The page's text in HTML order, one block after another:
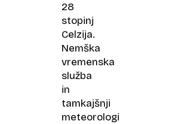
28
stopinj
Celzija.
Nemška
vremenska
služba
in
tamkajšnji
meteorologi